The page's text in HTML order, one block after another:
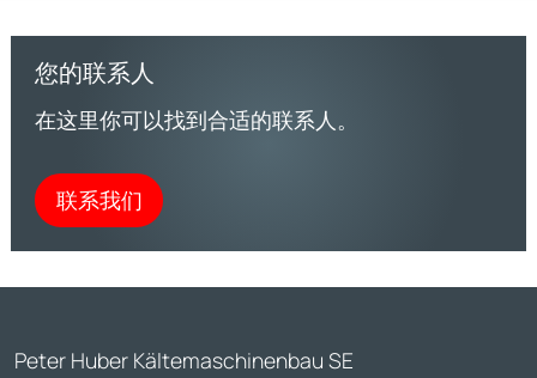
您的联系人
在这里你可以找到合适的联系人。
联系我们
Peter Huber Kältemaschinenbau SE